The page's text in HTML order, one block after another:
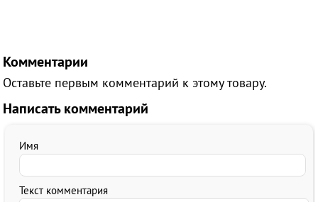
Комментарии
Оставьте первым комментарий к этому товару.
Написать комментарий
Имя
Текст комментария